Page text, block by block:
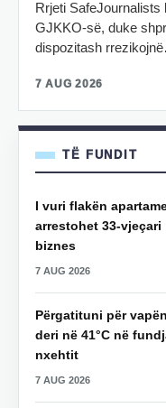
Rrjeti SafeJournalists
GJKKO-së, duke
dispozitash
7 AUG 2026
TË FUNDIT
I vuri flakën
arrestohet 33-
biznes
7 AUG 2026
Përgatituni për
deri në 41°C në
nxehtit
7 AUG 2026